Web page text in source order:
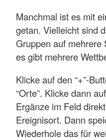
Manchmal ist es mit
getan. Vielleicht sind
Gruppen auf mehrere
es gibt mehrere
Klicke auf den “+”-
“Orte”. Klicke dann
Ergänze im Feld
Ereignisort. Dann
Wiederhole das für